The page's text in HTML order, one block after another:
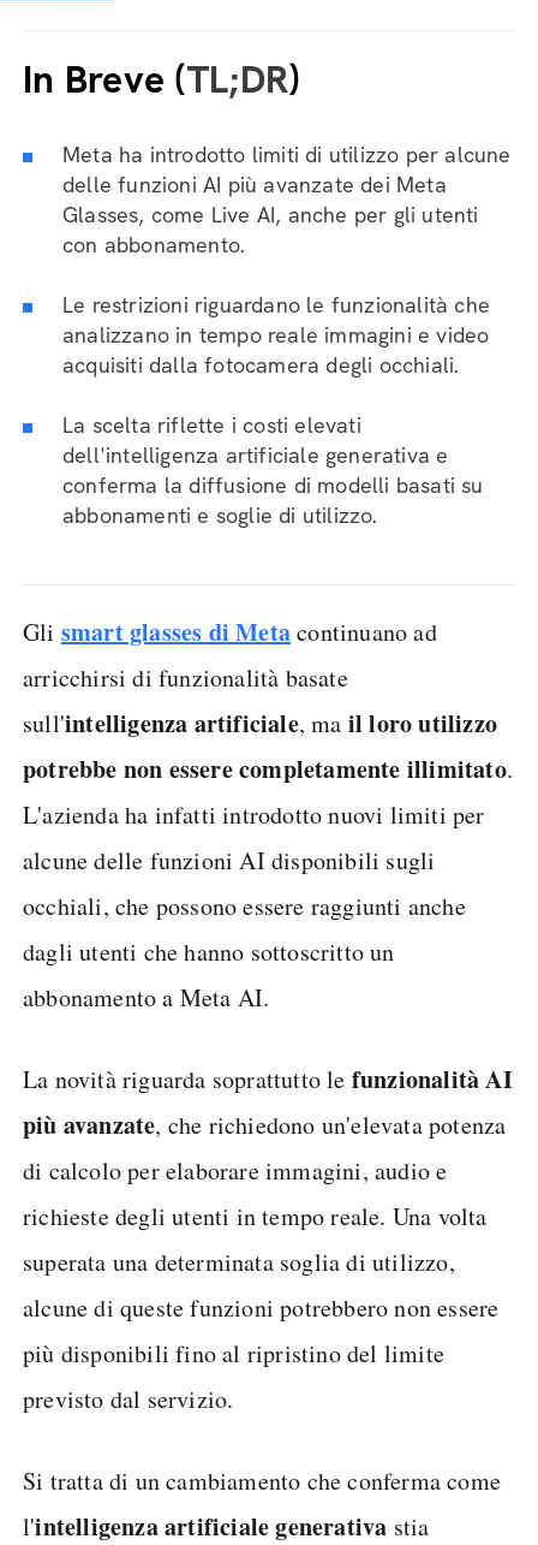
In Breve (TL;DR)
Meta ha introdotto limiti di utilizzo per alcune
delle funzioni AI più avanzate dei Meta
Glasses, come Live AI, anche per gli utenti
con abbonamento.
Le restrizioni riguardano le funzionalità che
analizzano in tempo reale immagini e video
acquisiti dalla fotocamera degli occhiali.
La scelta riflette i costi elevati
dell'intelligenza artificiale generativa e
conferma la diffusione di modelli basati su
abbonamenti e soglie di utilizzo.
Gli smart glasses di Metacontinuano ad
arricchirsi di funzionalità basate
sull'intelligenza artificiale, ma il loro utilizzo
potrebbe non essere completamente illimitato.
L'azienda ha infatti introdotto nuovi limiti per
alcune delle funzioni AI disponibili sugli
occhiali, che possono essere raggiunti anche
dagli utenti che hanno sottoscritto un
abbonamento a Meta AI.
La novità riguarda soprattutto le funzionalità AI
più avanzate, che richiedono un'elevata potenza
di calcolo per elaborare immagini, audio e
richieste degli utenti in tempo reale. Una volta
superata una determinata soglia di utilizzo,
alcune di queste funzioni potrebbero non essere
più disponibili fino al ripristino del limite
previsto dal servizio.
Si tratta di un cambiamento che conferma come
l'intelligenza artificiale generativa stia